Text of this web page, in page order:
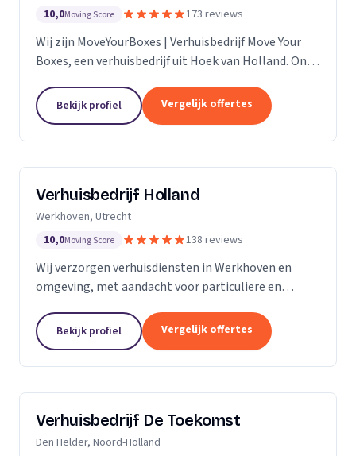
10,0Moving Score 173 reviews
Wij zijn MoveYourBoxes | Verhuisbedrijf Move Your
Boxes, een verhuisbedrijf uit Hoek van Holland. Ons
Bekijk profiel Vergelijk offertes
Verhuisbedrijf Holland
Werkhoven, Utrecht
10,0Moving Score 138 reviews
Wij verzorgen verhuisdiensten in Werkhoven en
omgeving, met aandacht voor particuliere en
Bekijk profiel Vergelijk offertes
Verhuisbedrijf De Toekomst
Den Helder, Noord-Holland